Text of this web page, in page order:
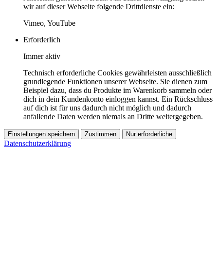
wir auf dieser Webseite folgende Drittdienste ein:
Vimeo, YouTube
Erforderlich
Immer aktiv
Technisch erforderliche Cookies gewährleisten ausschließlich
grundlegende Funktionen unserer Webseite. Sie dienen zum
Beispiel dazu, dass du Produkte im Warenkorb sammeln oder
dich in dein Kundenkonto einloggen kannst. Ein Rückschluss
auf dich ist für uns dadurch nicht möglich und dadurch
anfallende Daten werden niemals an Dritte weitergegeben.
Einstellungen speichern Zustimmen Nur erforderliche
Datenschutzerklärung